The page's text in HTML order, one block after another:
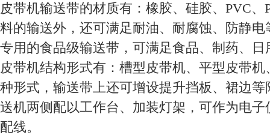
皮带机输送带的材质有：橡胶、硅胶、PVC
料的输送外，还可满足耐油、耐腐蚀、防静
专用的食品级输送带，可满足食品、制药、
皮带机结构形式有：槽型皮带机、平型皮带
种形式，输送带上还可增设提升挡板、裙边
送机两侧配以工作台、加装灯架，可作为电
配线。